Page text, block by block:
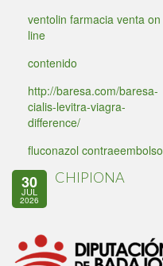
ventolin farmacia venta on
line
contenido
http://baresa.com/baresa-
cialis-levitra-viagra-
difference/
fluconazol contraeembolso
30
JUL
2026
CHIPIONA